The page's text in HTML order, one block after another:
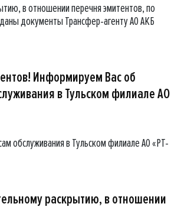
в отношении перечня эмитентов, по
документы Трансфер-агенту АО АКБ
Информируем Вас об
в Тульском филиале АО
обслуживания в Тульском филиале АО «РТ-
раскрытию, в отношении